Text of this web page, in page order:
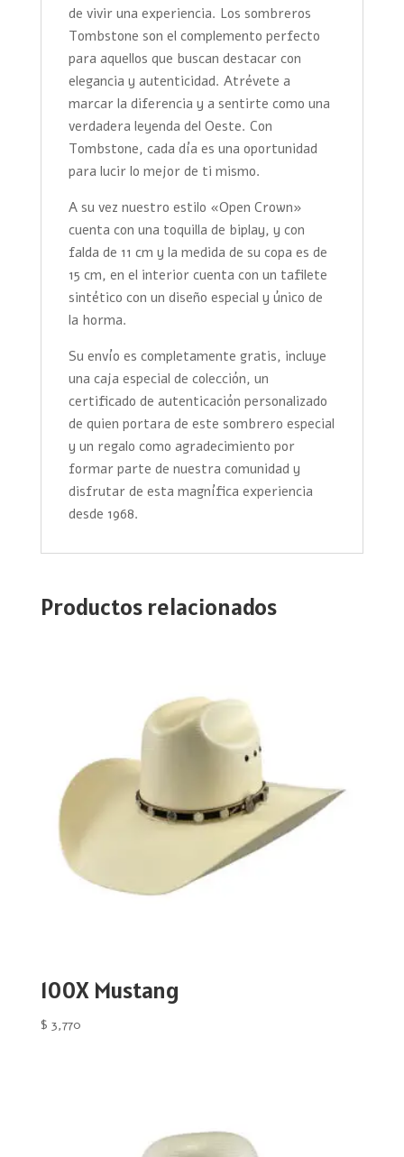
de vivir una experiencia. Los sombreros
Tombstone son el complemento perfecto
para aquellos que buscan destacar con
elegancia y autenticidad. Atrévete a
marcar la diferencia y a sentirte como una
verdadera leyenda del Oeste. Con
Tombstone, cada día es una oportunidad
para lucir lo mejor de ti mismo.
A su vez nuestro estilo «Open Crown»
cuenta con una toquilla de biplay, y con
falda de 11 cm y la medida de su copa es de
15 cm, en el interior cuenta con un tafilete
sintético con un diseño especial y único de
la horma.
Su envío es completamente gratis, incluye
una caja especial de colección, un
certificado de autenticación personalizado
de quien portara de este sombrero especial
y un regalo como agradecimiento por
formar parte de nuestra comunidad y
disfrutar de esta magnífica experiencia
desde 1968.
Productos relacionados
100X Mustang
$ 3,770